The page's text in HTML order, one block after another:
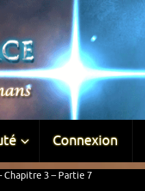
Connexion
Chapitre 3 – Partie 7